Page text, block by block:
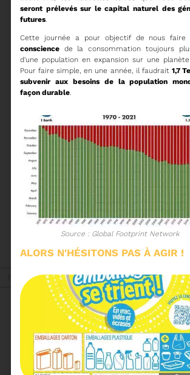
15/06/2026
COMITÉ SYNDICAL DU
SYDETOM66
04/06/2026
PRÉSENTATION DU
RAPPORT D'ACTIVITÉ
2025
Téléchargez le Rapport
Mai 2026
27/05/2026
seront prélevés sur le capital naturel des
futures.
Cette journée a pour objectif de nous
consciencede la consommation toujours
d'une population en expansion sur une
Pour faire simple, en une année, il faudrait1,7
subvenir aux besoins de la population
façon durable.
Source : Global Footprint Network
ALORS N'HÉSITONS PAS À AGIR !